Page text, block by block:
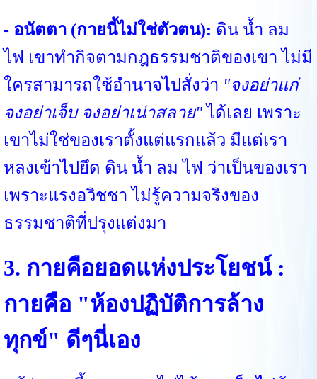
- อนัตตา (กายนี้ไม่ใช่ตัวตน): ดิน น้ำ ลม
ไฟ เขาทำกิจตามกฎธรรมชาติของเขา ไม่มี
ใครสามารถใช้อำนาจไปสั่งว่า "จงอย่าแก่
จงอย่าเจ็บ จงอย่าเน่าสลาย"ได้เลย เพราะ
เขาไม่ใช่ของเราตั้งแต่แรกแล้ว มีแต่เรา
หลงเข้าไปยึด ดิน น้ำ ลม ไฟ ว่าเป็นของเรา
เพราะแรงอวิชชา ไม่รู้ความจริงของ
ธรรมชาติที่ปรุงแต่งมา
3. กายคือยอดแห่งประโยชน์ :
กายคือ "ห้องปฏิบัติการล้าง
ทุกข์" ดีๆนี่เอง